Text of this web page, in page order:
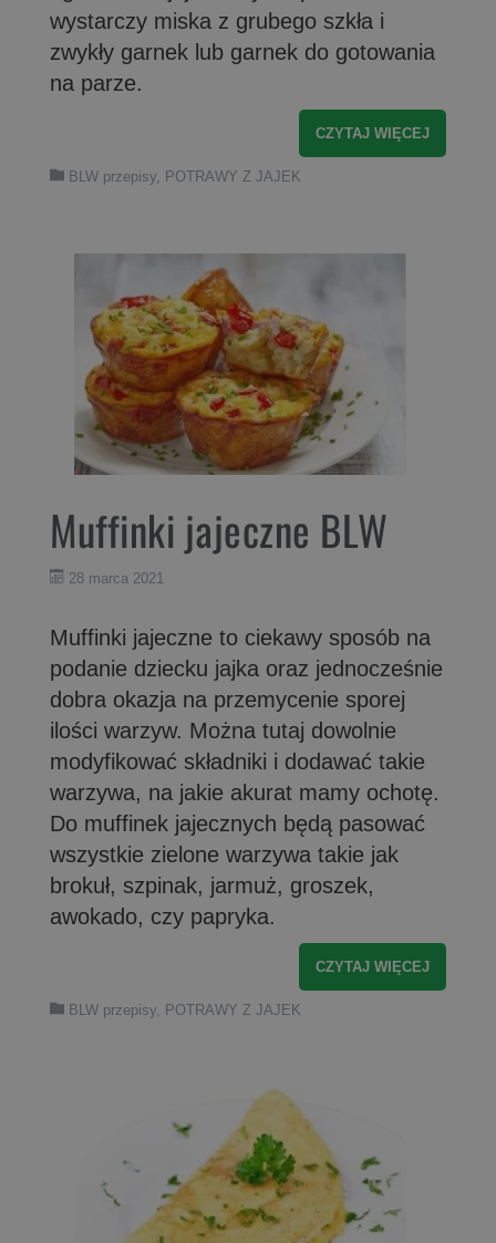
wystarczy miska z grubego szkła i
zwykły garnek lub garnek do gotowania
na parze.
CZYTAJ WIĘCEJ
BLW przepisy, POTRAWY Z JAJEK
Muffinki jajeczne BLW
28 marca 2021
Muffinki jajeczne to ciekawy sposób na
podanie dziecku jajka oraz jednocześnie
dobra okazja na przemycenie sporej
ilości warzyw. Można tutaj dowolnie
modyfikować składniki i dodawać takie
warzywa, na jakie akurat mamy ochotę.
Do muffinek jajecznych będą pasować
wszystkie zielone warzywa takie jak
brokuł, szpinak, jarmuż, groszek,
awokado, czy papryka.
CZYTAJ WIĘCEJ
BLW przepisy, POTRAWY Z JAJEK